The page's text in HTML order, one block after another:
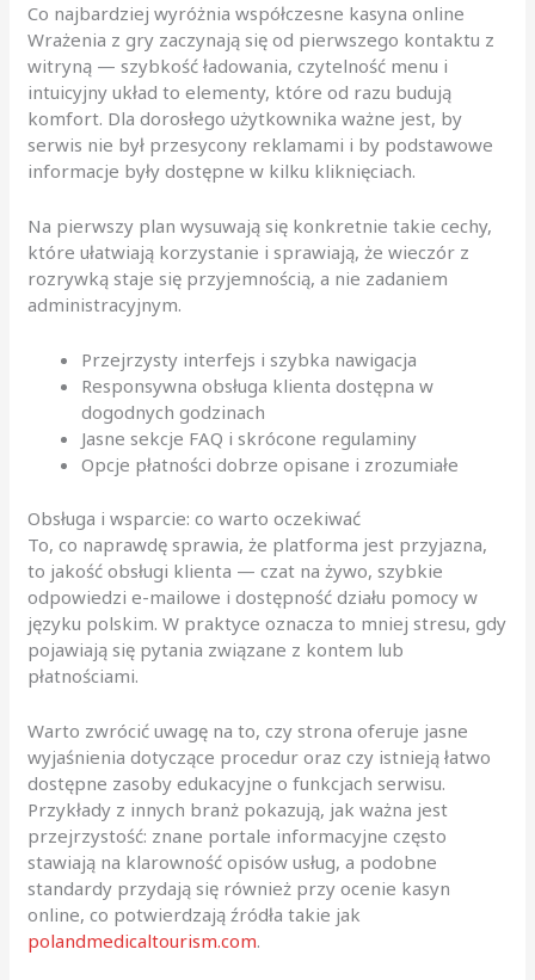
Co najbardziej wyróżnia współczesne kasyna online
Wrażenia z gry zaczynają się od pierwszego kontaktu z
witryną — szybkość ładowania, czytelność menu i
intuicyjny układ to elementy, które od razu budują
komfort. Dla dorosłego użytkownika ważne jest, by
serwis nie był przesycony reklamami i by podstawowe
informacje były dostępne w kilku kliknięciach.
Na pierwszy plan wysuwają się konkretnie takie cechy,
które ułatwiają korzystanie i sprawiają, że wieczór z
rozrywką staje się przyjemnością, a nie zadaniem
administracyjnym.
Przejrzysty interfejs i szybka nawigacja
Responsywna obsługa klienta dostępna w
dogodnych godzinach
Jasne sekcje FAQ i skrócone regulaminy
Opcje płatności dobrze opisane i zrozumiałe
Obsługa i wsparcie: co warto oczekiwać
To, co naprawdę sprawia, że platforma jest przyjazna,
to jakość obsługi klienta — czat na żywo, szybkie
odpowiedzi e-mailowe i dostępność działu pomocy w
języku polskim. W praktyce oznacza to mniej stresu, gdy
pojawiają się pytania związane z kontem lub
płatnościami.
Warto zwrócić uwagę na to, czy strona oferuje jasne
wyjaśnienia dotyczące procedur oraz czy istnieją łatwo
dostępne zasoby edukacyjne o funkcjach serwisu.
Przykłady z innych branż pokazują, jak ważna jest
przejrzystość: znane portale informacyjne często
stawiają na klarowność opisów usług, a podobne
standardy przydają się również przy ocenie kasyn
online, co potwierdzają źródła takie jak
polandmedicaltourism.com.